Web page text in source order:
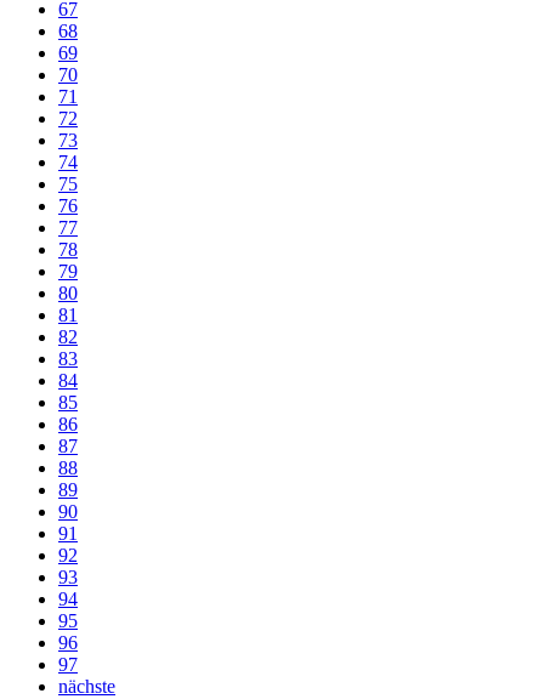
67
68
69
70
71
72
73
74
75
76
77
78
79
80
81
82
83
84
85
86
87
88
89
90
91
92
93
94
95
96
97
nächste